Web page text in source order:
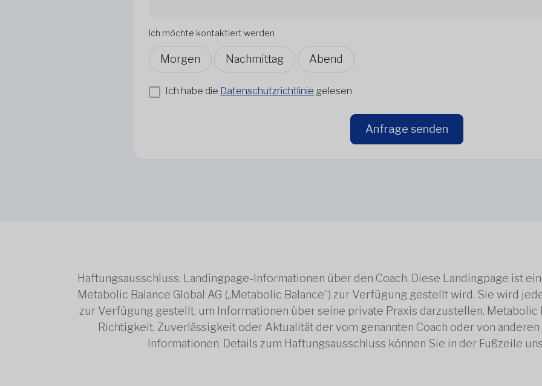
Ich möchte kontaktiert werden
Morgen Nachmittag Abend
Ich habe die Datenschutzrichtlinie gelesen
Anfrage senden
Haftungsausschluss: Landingpage-Informationen über den Coach. Diese Landingpage ist
Metabolic Balance Global AG („Metabolic Balance“) zur Verfügung gestellt wird. Sie wird
zur Verfügung gestellt, um Informationen über seine private Praxis darzustellen.
Richtigkeit, Zuverlässigkeit oder Aktualität der vom genannten Coach oder von
Informationen. Details zum Haftungsausschluss können Sie in der Fußzeile